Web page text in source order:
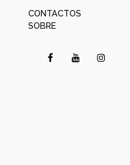
CONTACTOS
SOBRE